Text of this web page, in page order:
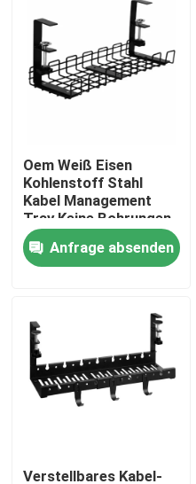
Produkte
Videos
Fabrik Tour
Qualitätskontrolle
Referenzen
Oem Weiß Eisen
Kohlenstoff Stahl
Kabel Management
Tray Keine Bohrungen
unter dem
Schreibtisch
Anfrage absenden
Verstellbares Kabel-